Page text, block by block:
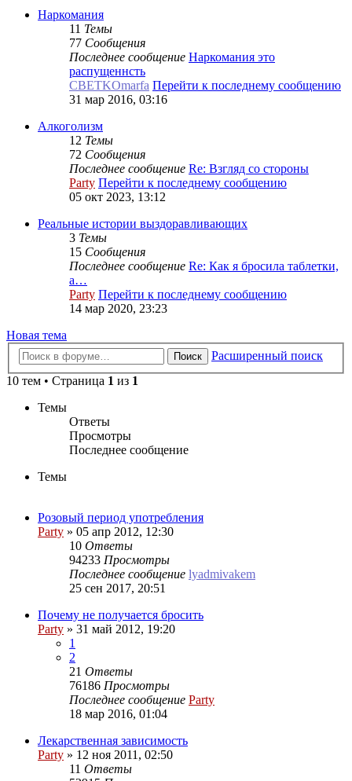
Наркомания
11 Темы
77 Сообщения
Последнее сообщение Наркомания это
распущеннсть
CBETKOmarfa Перейти к последнему сообщению
31 мар 2016, 03:16
Алкоголизм
12 Темы
72 Сообщения
Последнее сообщение Re: Взгляд со стороны
Party Перейти к последнему сообщению
05 окт 2023, 13:12
Реальные истории выздоравливающих
3 Темы
15 Сообщения
Последнее сообщение Re: Как я бросила таблетки,
а…
Party Перейти к последнему сообщению
14 мар 2020, 23:23
Новая
тема
Новая тема
Поиск
Расширенный поиск
10 тем • Страница 1 из 1
Темы
Ответы
Просмотры
Последнее сообщение
Темы
Розовый период употребления
Party » 05 апр 2012, 12:30
10 Ответы
94233 Просмотры
Последнее сообщение lyadmivakem
25 сен 2017, 20:51
Почему не получается бросить
Party » 31 май 2012, 19:20
1
2
21 Ответы
76186 Просмотры
Последнее сообщение Party
18 мар 2016, 01:04
Лекарственная зависимость
Party » 12 ноя 2011, 02:50
11 Ответы